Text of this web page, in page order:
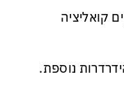
קואליציה
נוספת.